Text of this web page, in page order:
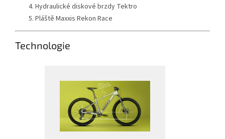
Hydraulické diskové brzdy Tektro
Pláště Maxxis Rekon Race
Technologie